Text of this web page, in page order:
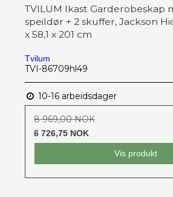
TVILUM Ikast Garderobeskap
speildør + 2 skuffer, Jackson
x 58,1 x 201 cm
Tvilum
TVI-86709hl49
10-16 arbeidsdager
8 969,00 NOK
6 726,75 NOK
Vis produkt